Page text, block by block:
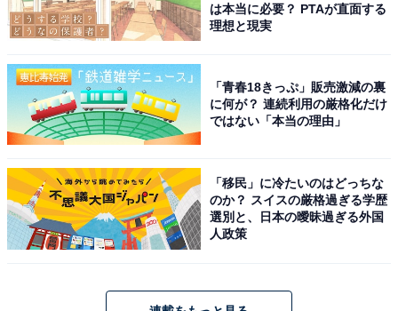
「パパ、ポケモンカードで遊ぼう！」と言うもの
て、ヒットポイントの高いほうが勝ちという退屈な
遊び方。
も、カードのはしについているグー、チョキ、パー
のマークでじゃんけんをするだけ。
は本当に必要？ PTAが直面する
理想と現実
「青春18きっぷ」販売激減の裏
に何が？ 連続利用の厳格化だけ
ではない「本当の理由」
「移民」に冷たいのはどっちな
のか？ スイスの厳格過ぎる学歴
選別と、日本の曖昧過ぎる外国
人政策